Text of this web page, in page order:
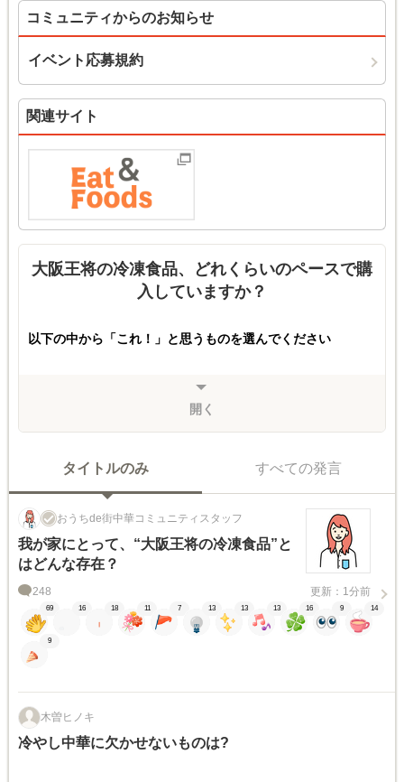
コミュニティからのお知らせ
イベント応募規約
関連サイト
大阪王将の冷凍食品、どれくらいのペースで購
入していますか？
以下の中から「これ！」と思うものを選んでください
開く
タイトルのみ すべての発言
おうちde街中華コミュニティスタッフ
我が家にとって、“大阪王将の冷凍食品”と
はどんな存在？
248 更新：1分前
69 16 18 11 7 13 13 13 16 9 14
9
木曽ヒノキ
冷やし中華に欠かせないものは?